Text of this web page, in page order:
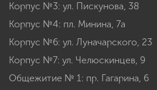
Корпус №3: ул. Пискунова, 38
Корпус №4: пл. Минина, 7а
Корпус №6: ул. Луначарского, 23
Корпус №7: ул. Челюскинцев, 9
Общежитие № 1: пр. Гагарина, 6